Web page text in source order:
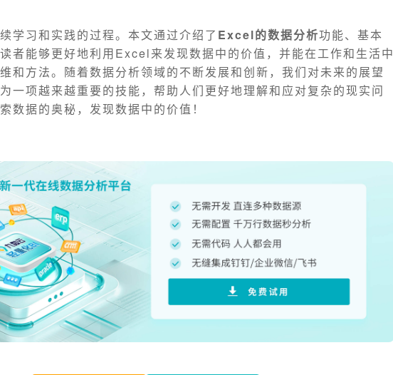
学习和实践的过程。本文通过介绍了 Excel的数据分析功能、基本
者能够更好地利用Excel来发现数据中的价值，并能在工作和生活中
和方法。随着数据分析领域的不断发展和创新，我们对未来的展望
一项越来越重要的技能，帮助人们更好地理解和应对复杂的现实问
数据的奥秘，发现数据中的价值！